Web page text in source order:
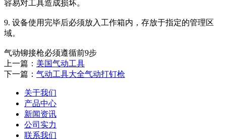
容易对工具造成损坏。
9. 设备使用完毕后必须放入工作箱内，存放于指定的管理区
域。
气动铆接枪必须遵循前9步
上一篇： 美国气动工具
下一篇： 气动工具大全气动打钉枪
关于我们
产品中心
新闻资讯
公司实力
联系我们